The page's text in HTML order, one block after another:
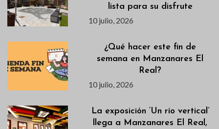
lista para su disfrute
10 julio, 2026
¿Qué hacer este fin de
semana en Manzanares El
Real?
10 julio, 2026
La exposición ‘Un río vertical’
llega a Manzanares El Real,